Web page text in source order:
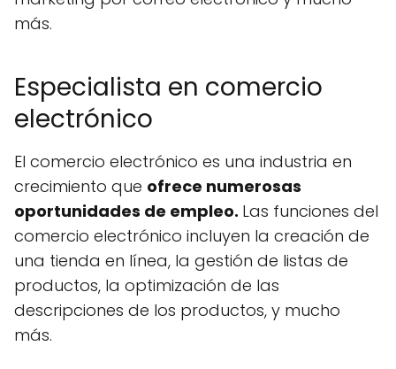
más.
Especialista en comercio
electrónico
El comercio electrónico es una industria en
crecimiento que ofrece numerosas
oportunidades de empleo. Las funciones del
comercio electrónico incluyen la creación de
una tienda en línea, la gestión de listas de
productos, la optimización de las
descripciones de los productos, y mucho
más.